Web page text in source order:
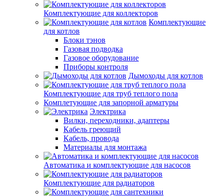
Комплектующие для коллекторов
Комплектующие
для котлов
Блоки тэнов
Газовая подводка
Газовое оборудование
Приборы контроля
Дымоходы для котлов
Комплектующие для труб теплого пола
Комплетующие для запорной арматуры
Электрика
Вилки, переходники, адаптеры
Кабель греющий
Кабель, провода
Материалы для монтажа
Автоматика и комплектующие для насосов
Комплектующие для радиаторов